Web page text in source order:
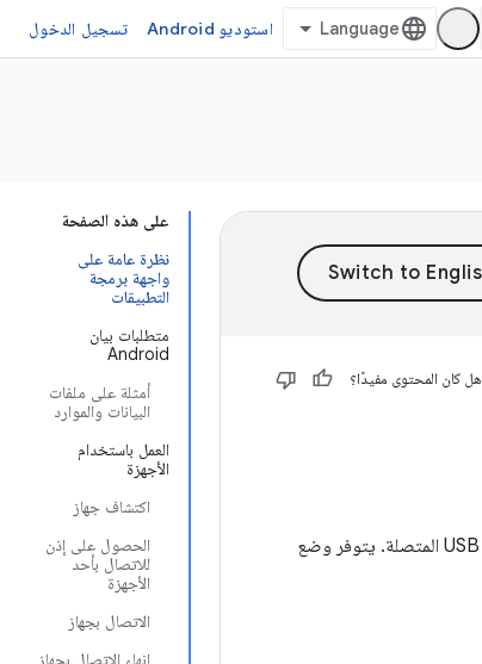
استوديو Android تسجيل الدخول
على هذه الصفحة
نظرة عامة على
واجهة برمجة
التطبيقات
متطلبات بيان
Android
أمثلة على ملفات
البيانات والموارد
العمل باستخدام
الأجهزة
اكتشاف جهاز
الحصول على إذن
للاتصال بأحد
الأجهزة
الاتصال بجهاز
إنهاء الاتصال بجهاز
هل كان المحتوى مفيدًا؟
عندما يكون جهاز Android في وضع مضيف USB، فإنه يعمل كمضيف USB، ويشغّل الناقل، وتعداد أجهزة USB المتصلة. يتوفر وضع